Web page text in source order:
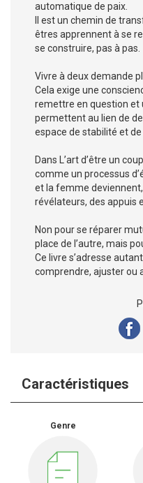
automatique de paix.
Il est un chemin de
êtres apprennent à se
se construire, pas à pas.
Vivre à deux demande
Cela exige une
remettre en question et
permettent au lien de
espace de stabilité et
Dans L’art d’être un
comme un processus
et la femme deviennent,
révélateurs, des appuis
Non pour se réparer
place de l’autre, mais
Ce livre s’adresse
comprendre, ajuster ou
Caractéristiques
Genre